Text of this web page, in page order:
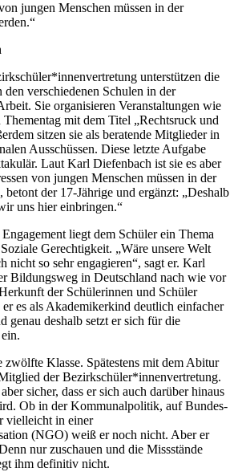
jungen Menschen müssen in der
unterstützen die
den verschiedenen Schulen in der
Sie organisieren Veranstaltungen wie
mit dem Titel „Rechtsruck und
sitzen sie als beratende Mitglieder in
Ausschüssen. Diese letzte Aufgabe
Laut Karl Diefenbach ist sie es aber
von jungen Menschen müssen in der
der 17-Jährige und ergänzt: „Deshalb
uns hier einbringen.“
liegt dem Schüler ein Thema
Gerechtigkeit. „Wäre unsere Welt
nicht so sehr engagieren“, sagt er. Karl
Bildungsweg in Deutschland nach wie vor
der Schülerinnen und Schüler
es als Akademikerkind deutlich einfacher
genau deshalb setzt er sich für die
Klasse. Spätestens mit dem Abitur
der Bezirkschüler*innenvertretung.
sicher, dass er sich auch darüber hinaus
Ob in der Kommunalpolitik, auf Bundes-
vielleicht in einer
(NGO) weiß er noch nicht. Aber er
nur zuschauen und die Missstände
ihm definitiv nicht.